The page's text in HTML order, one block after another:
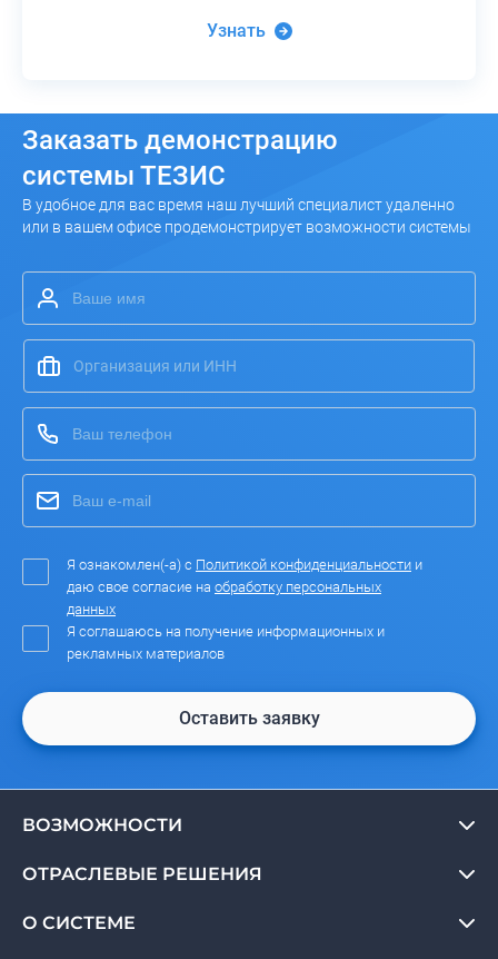
Узнать
Заказать демонстрацию
системы ТЕЗИС
В удобное для вас время наш лучший специалист удаленно
или в вашем офисе продемонстрирует возможности системы
Я ознакомлен(-а) с Политикой конфиденциальности и
даю свое согласие на обработку персональных
данных
Я соглашаюсь на получение информационных и
рекламных материалов
Оставить заявку
ВОЗМОЖНОСТИ
ОТРАСЛЕВЫЕ РЕШЕНИЯ
О СИСТЕМЕ